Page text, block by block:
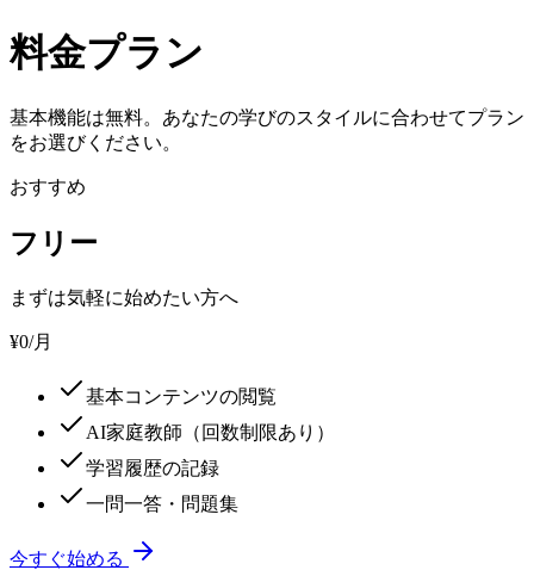
料金プラン
基本機能は無料。あなたの学びのスタイルに合わせてプラン
をお選びください。
おすすめ
フリー
まずは気軽に始めたい方へ
¥0/月
基本コンテンツの閲覧
AI家庭教師（回数制限あり）
学習履歴の記録
一問一答・問題集
今すぐ始める